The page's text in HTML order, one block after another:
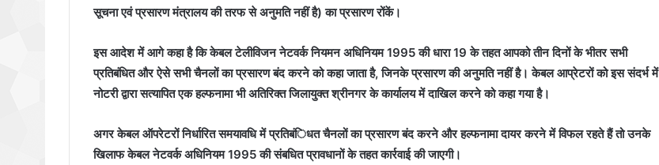
सूचना एवं प्रसारण मंत्रालय की तरफ से अनुमति नहीं है) का प्रसारण रोंकें।
इस आदेश में आगे कहा है कि केबल टेलीविजन नेटवर्क नियमन अधिनियम 1995 की धारा 19 के तहत आपको तीन दिनों के भीतर सभी
प्रतिबंधित और ऐसे सभी चैनलों का प्रसारण बंद करने को कहा जाता है, जिनके प्रसारण की अनुमति नहीं है। केबल आप्रेटरों को इस संदर्भ में
नोटरी द्वारा सत्यापित एक हल्फनामा भी अतिरिक्त जिलायुक्त श्रीनगर के कार्यालय में दाखिल करने को कहा गया है।
अगर केबल ऑपरेटरों निर्धारित समयावधि में प्रतिबंिधत चैनलों का प्रसारण बंद करने और हल्फनामा दायर करने में विफल रहते हैं तो उनके
खिलाफ केबल नेटवर्क अधिनियम 1995 की संबधित प्रावधानों के तहत कार्रवाई की जाएगी।